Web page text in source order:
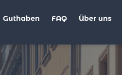
Guthaben FAQ Über uns